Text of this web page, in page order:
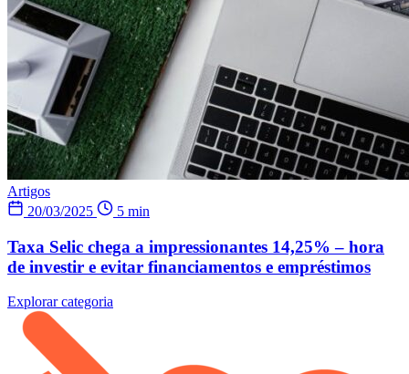
Artigos
20/03/2025
5 min
Taxa Selic chega a impressionantes 14,25% – hora
de investir e evitar financiamentos e empréstimos
Explorar categoria